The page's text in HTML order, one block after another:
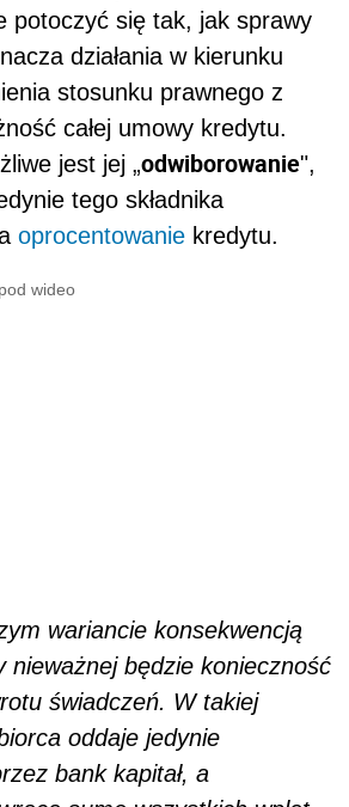
potoczyć się tak, jak sprawy
działania w kierunku
stosunku prawnego z
całej umowy kredytu.
jest jej „odwiborowanie",
tego składnika
oprocentowanie kredytu.
wideo
wariancie konsekwencją
nieważnej będzie konieczność
świadczeń. W takiej
oddaje jedynie
bank kapitał, a